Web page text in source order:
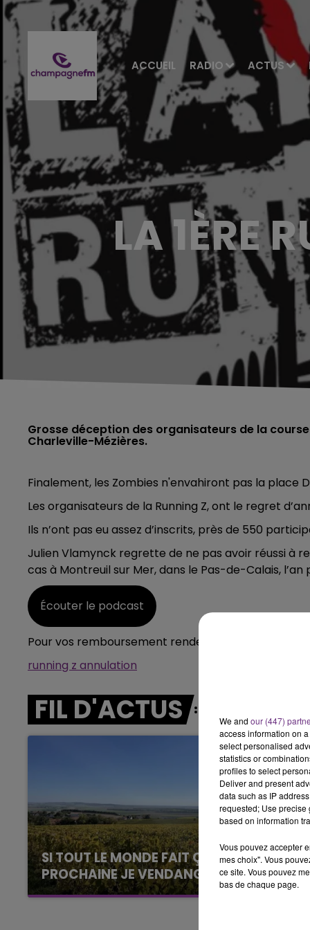
ACCUEIL RADIO ACTUS
6h00 - 10h00
LA FAMILLE
LA 1ÈRE
Grosse déception des organisateurs de la
Charleville-Mézières.
Finalement, les Zombies n'envahiront pas la place
Les organisateurs de la Running Z, ont le regret
Ils n’ont pas eu assez d’inscrits, près de 550
Julien Vlamynck regrette de ne pas avoir réussi à
cas à Montreuil sur Mer, dans le Pas-de-Calais, l’an
Écouter le podcast
Pour vos remboursement rendez-vous sur le site
running z annulation
FIL D'ACTUS
SI TOUT LE MONDE FAIT ÇA, MOI L'ANNÉE
PROCHAINE JE VENDANGE EN...
La vendange en Champagne a débuté ce jeudi
We and our (447)
access information on
select personalised
statistics or
profiles to select
Deliver and present
data such as IP
requested; Use precise
based on information
Vous pouvez accepter
mes choix". Vous
ce site. Vous pouvez
bas de chaque page.